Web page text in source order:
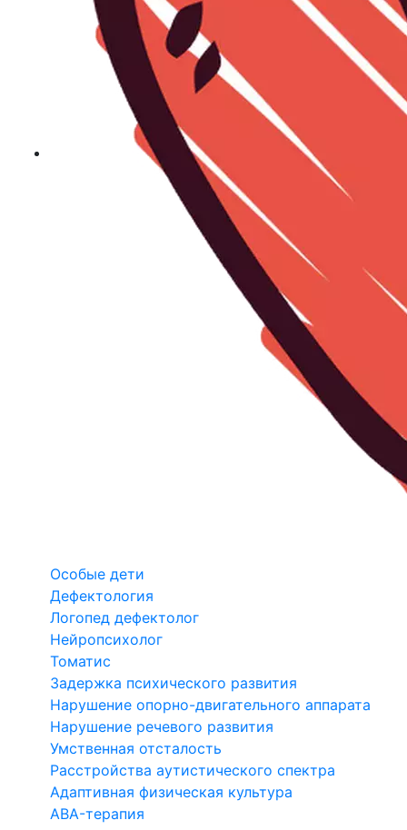
Особые дети
Дефектология
Логопед дефектолог
Нейропсихолог
Томатис
Задержка психического развития
Нарушение опорно-двигательного аппарата
Нарушение речевого развития
Умственная отсталость
Расстройства аутистического спектра
Адаптивная физическая культура
ABA-терапия